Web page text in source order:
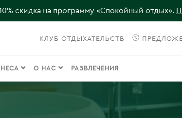
скидка на программу «Спокойный отдых».
КЛУБ ОТДЫХАТЕЛЬСТВ
О НАС РАЗВЛЕЧЕНИЯ